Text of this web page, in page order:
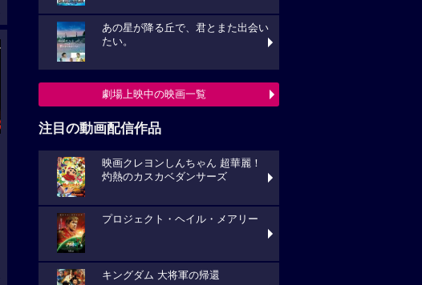
あの星が降る丘で、君とまた出会い
たい。
劇場上映中の映画一覧
注目の動画配信作品
映画クレヨンしんちゃん 超華麗！
灼熱のカスカベダンサーズ
プロジェクト・ヘイル・メアリー
キングダム 大将軍の帰還